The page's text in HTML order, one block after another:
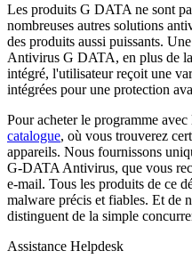
Les produits G DATA ne sont
nombreuses autres solutions
des produits aussi puissants.
Antivirus G DATA, en plus de
intégré, l'utilisateur reçoit une
intégrées pour une protection
Pour acheter le programme
catalogue, où vous trouverez
appareils. Nous fournissons
G-DATA Antivirus, que vous
e-mail. Tous les produits de ce
malware précis et fiables. Et de
distinguent de la simple
Assistance Helpdesk